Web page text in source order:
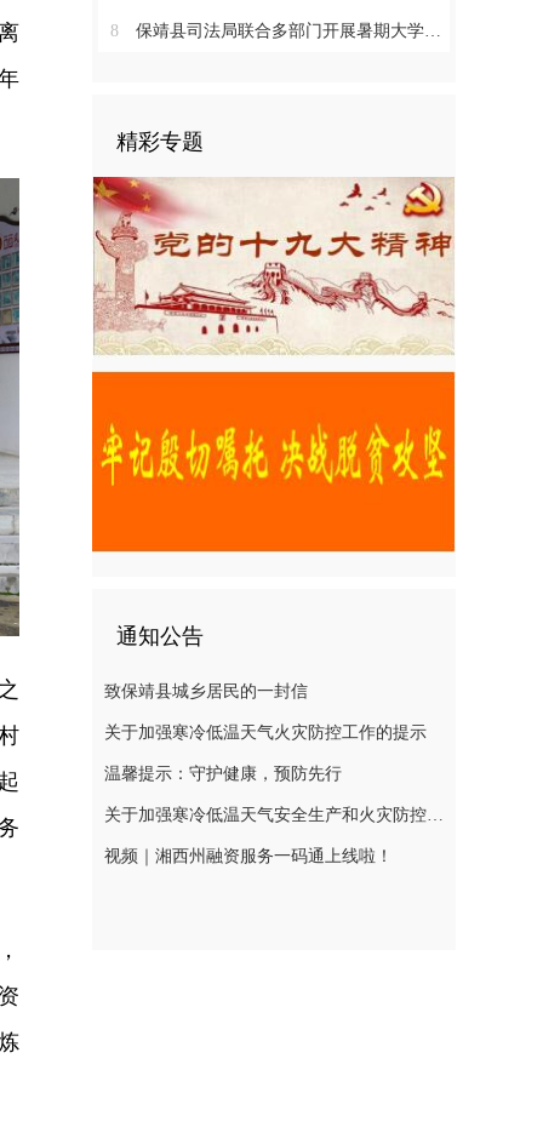
8 保靖县司法局联合多部门开展暑期大学生志愿者送法护童活动
精彩专题
通知公告
致保靖县城乡居民的一封信
关于加强寒冷低温天气火灾防控工作的提示
温馨提示：守护健康，预防先行
关于加强寒冷低温天气安全生产和火灾防控工作的提示
视频｜湘西州融资服务一码通上线啦！